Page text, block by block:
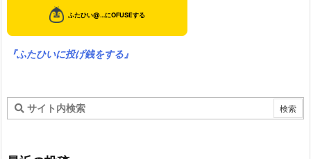
『ふたひいに投げ銭をする』